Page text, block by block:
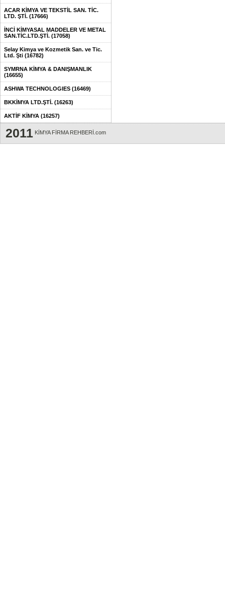
ACAR KİMYA VE TEKSTİL SAN. TİC.
LTD. ŞTİ. (17666)
İNCİ KİMYASAL MADDELER VE METAL
SAN.TİC.LTD.ŞTİ. (17058)
Selay Kimya ve Kozmetik San. ve Tic.
Ltd. Şti (16782)
SYMRNA KİMYA & DANIŞMANLIK
(16655)
ASHWA TECHNOLOGIES (16469)
BKKİMYA LTD.ŞTİ. (16263)
AKTİF KİMYA (16257)
2011 KİMYA FİRMA REHBERİ.com